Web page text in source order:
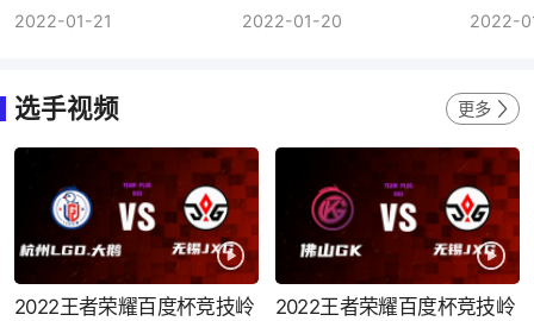
尴尬 GK、JXG各得1分
2022-01-21
州TTG出战邀请赛
2022-01-20
半决赛
2022-
选手视频 更多
2022王者荣耀百度杯竞技岭
2022王者荣耀百度杯竞技岭